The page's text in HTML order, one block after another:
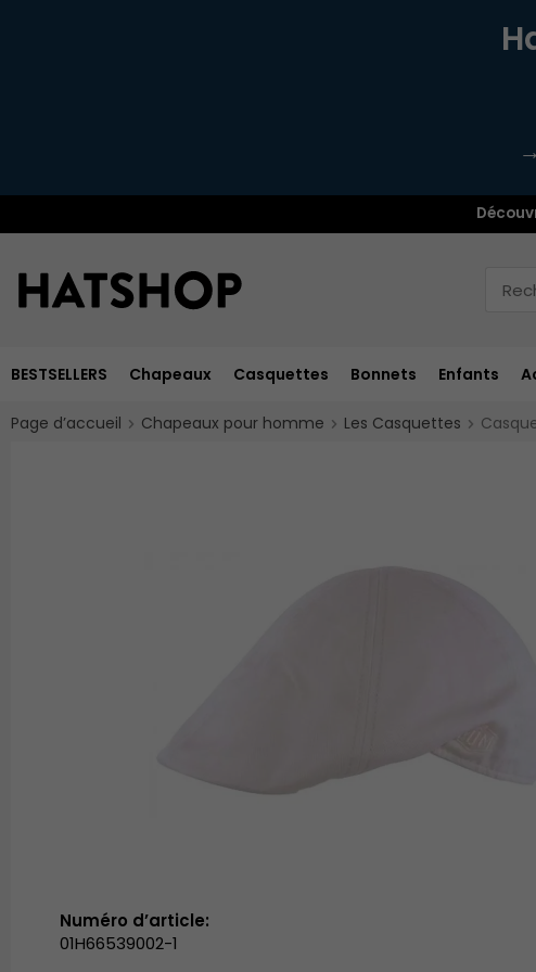
→
BESTSELLERS Chapeaux Casquettes Bonnets Enfants
Page d’accueil Chapeaux pour homme Les Casquettes
Numéro d’article:
01H66539002-1